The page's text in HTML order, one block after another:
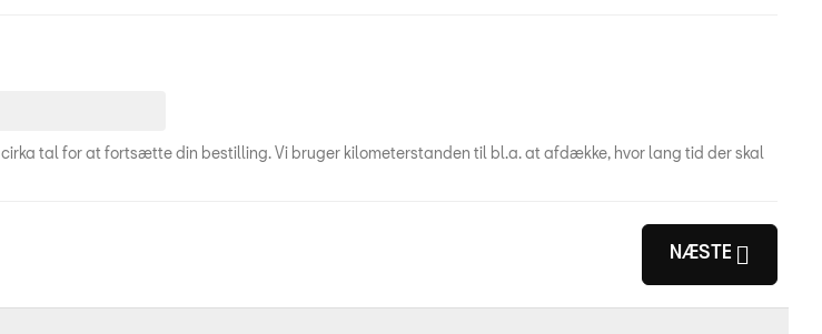
cirka tal for at fortsætte din bestilling. Vi bruger kilometerstanden til bl.a. at afdække, hvor lang tid der skal
NÆSTE